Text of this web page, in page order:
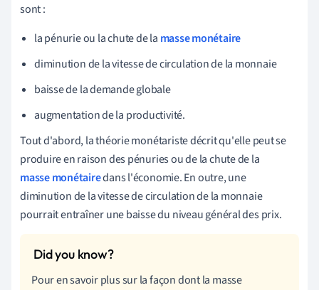
sont :
la pénurie ou la chute de la masse monétaire
diminution de la vitesse de circulation de la monnaie
baisse de la demande globale
augmentation de la productivité.
Tout d'abord, la théorie monétariste décrit qu'elle peut se
produire en raison des pénuries ou de la chute de la
masse monétairedans l'économie. En outre, une
diminution de la vitesse de circulation de la monnaie
pourrait entraîner une baisse du niveau général des prix.
Pour en savoir plus sur la façon dont la masse